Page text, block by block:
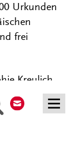
Suche
Urkunden
frei
Kreulich